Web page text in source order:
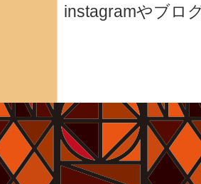
instagramやブロ